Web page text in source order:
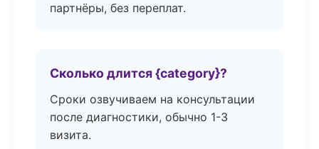
партнёры, без переплат.
Сколько длится {category}?
Сроки озвучиваем на консультации
после диагностики, обычно 1-3
визита.